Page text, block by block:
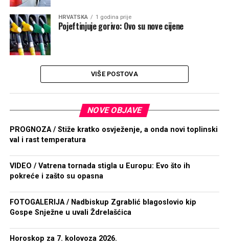
HRVATSKA 1 godina prije
Pojeftinjuje gorivo: Ovo su nove cijene
VIŠE POSTOVA
NOVE OBJAVE
PROGNOZA / Stiže kratko osvježenje, a onda novi toplinski
val i rast temperatura
VIDEO / Vatrena tornada stigla u Europu: Evo što ih
pokreće i zašto su opasna
FOTOGALERIJA / Nadbiskup Zgrablić blagoslovio kip
Gospe Snježne u uvali Ždrelašćica
Horoskop za 7. kolovoza 2026.